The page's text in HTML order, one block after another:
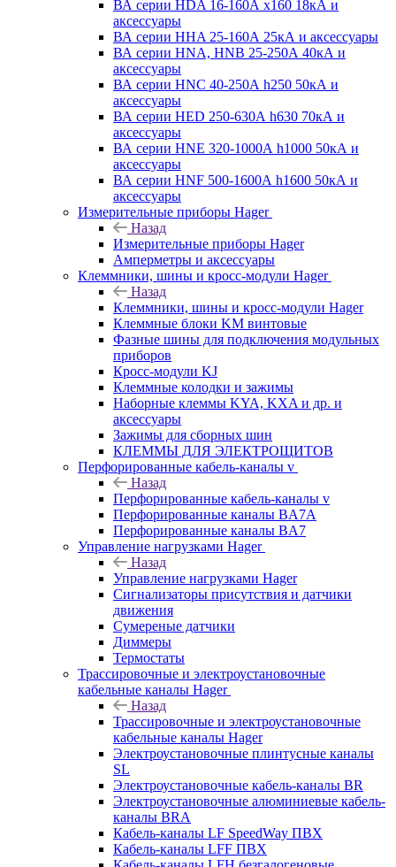
ВА серии HDA 16-160А x160 18кА и
аксессуары
ВА серии HHA 25-160А 25кА и аксессуары
ВА серии HNA, HNB 25-250А 40кА и
аксессуары
ВА серии HNC 40-250А h250 50кА и
аксессуары
ВА серии HED 250-630А h630 70кА и
аксессуары
ВА серии HNE 320-1000А h1000 50кА и
аксессуары
ВА серии HNF 500-1600А h1600 50кА и
аксессуары
Измерительные приборы Hager
Назад
Измерительные приборы Hager
Амперметры и аксессуары
Клеммники, шины и кросс-модули Hager
Назад
Клеммники, шины и кросс-модули Hager
Клеммные блоки KM винтовые
Фазные шины для подключения модульных
приборов
Кросс-модули KJ
Клеммные колодки и зажимы
Наборные клеммы KYA, KXA и др. и
аксессуары
Зажимы для сборных шин
КЛЕММЫ ДЛЯ ЭЛЕКТРОЩИТОВ
Перфорированные кабель-каналы v
Назад
Перфорированные кабель-каналы v
Перфорированные каналы BA7A
Перфорированные каналы BA7
Управление нагрузками Hager
Назад
Управление нагрузками Hager
Сигнализаторы присутствия и датчики
движения
Сумереные датчики
Диммеры
Термостаты
Трассировочные и электроустановочные
кабельные каналы Hager
Назад
Трассировочные и электроустановочные
кабельные каналы Hager
Электроустановочные плинтусные каналы
SL
Электроустановочные кабель-каналы BR
Электроустановочные алюминиевые кабель-
каналы BRA
Кабель-каналы LF SpeedWay ПВХ
Кабель-каналы LFF ПВХ